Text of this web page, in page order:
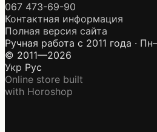
067 473-69-90
Контактная информация
Полная версия сайта
Ручная работа с 2011 года ·
© 2011—2026
Укр Рус
Online store built
with Horoshop